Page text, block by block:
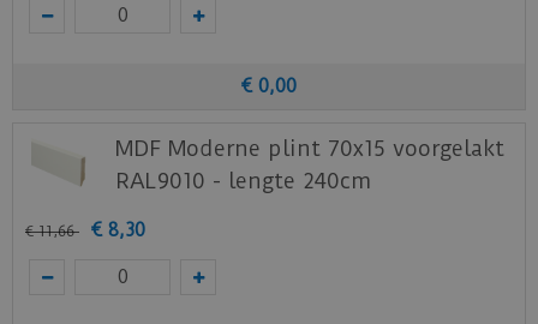
€ 0,00
MDF Moderne plint 70x15 voorgelakt
RAL9010 - lengte 240cm
€ 11,66 € 8,30